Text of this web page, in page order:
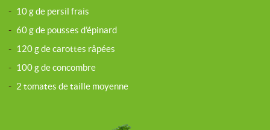
- 10 g de persil frais
- 60 g de pousses d’épinard
- 120 g de carottes râpées
- 100 g de concombre
- 2 tomates de taille moyenne